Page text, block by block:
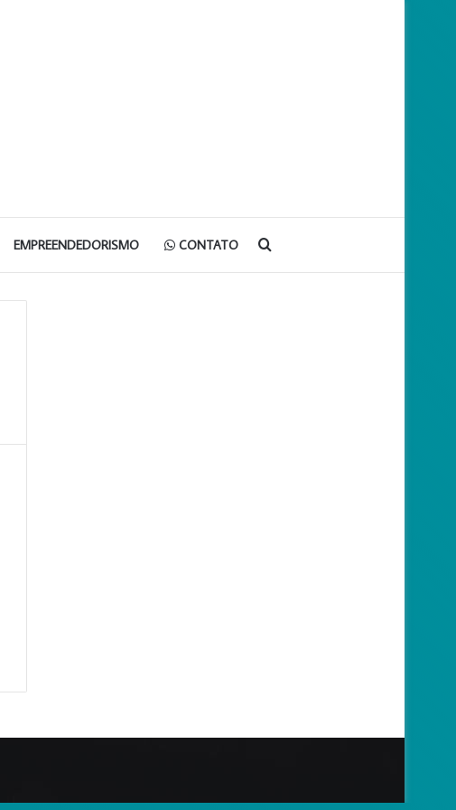
EMPREENDEDORISMO CONTATO Procurar